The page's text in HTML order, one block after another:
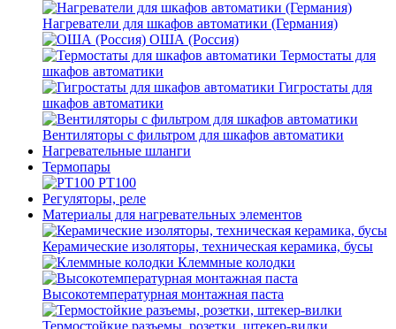
Нагреватели для шкафов автоматики (Германия)
ОША (Россия)
Термостаты для
шкафов автоматики
Гигростаты для
шкафов автоматики
Вентиляторы с фильтром для шкафов автоматики
Нагревательные шланги
Термопары
PT100
Регуляторы, реле
Материалы для нагревательных элементов
Керамические изоляторы, техническая керамика, бусы
Клеммные колодки
Высокотемпературная монтажная паста
Термостойкие разъемы, розетки, штекер-вилки